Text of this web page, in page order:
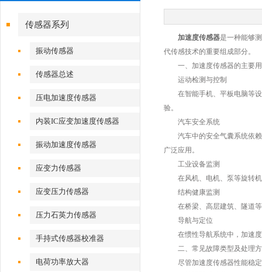
传感器系列
振动传感器
传感器总述
压电加速度传感器
内装IC应变加速度传感器
振动加速度传感器
应变力传感器
应变压力传感器
压力石英力传感器
手持式传感器校准器
电荷功率放大器
加速度传感器是一种能够
代传感技术的重要组成部分。
一、加速度传感器的主要
运动检测与控制
在智能手机、平板电脑等设
验。
汽车安全系统
汽车中的安全气囊系统依赖
广泛应用。
工业设备监测
在风机、电机、泵等旋转机
结构健康监测
在桥梁、高层建筑、隧道等
导航与定位
在惯性导航系统中，加速度
二、常见故障类型及处理
尽管加速度传感器性能稳定